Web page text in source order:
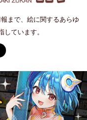
まで、絵に関するあらゆ
ています。